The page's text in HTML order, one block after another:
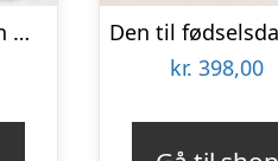
Plantedekoration med vin og lækker chokolade – Send blomster med Bloomit
kr. 398,00